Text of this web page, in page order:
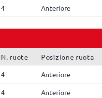
4 Anteriore
N. ruote Posizione ruota
4 Anteriore
4 Anteriore